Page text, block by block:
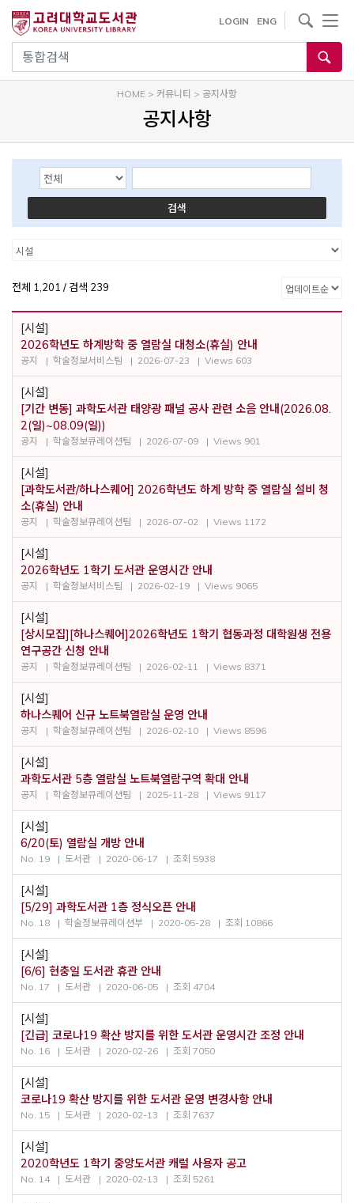
건
기
통합검색
LOGIN ENG
사이트내 검색
HOME > 커뮤니티 > 공지사항
공지사항
Search Options
검색
카테고리
전체 1,201 / 검색 239 카테고리
[시설]
2026학년도 하계방학 중 열람실 대청소(휴실) 안내
공지 학술정보서비스팀 2026-07-23 Views 603
[시설]
[기간 변동] 과학도서관 태양광 패널 공사 관련 소음 안내(2026.08.
2(일)~08.09(일))
공지 학술정보큐레이션팀 2026-07-09 Views 901
[시설]
[과학도서관/하나스퀘어] 2026학년도 하계 방학 중 열람실 설비 청
소(휴실) 안내
공지 학술정보큐레이션팀 2026-07-02 Views 1172
[시설]
2026학년도 1학기 도서관 운영시간 안내
공지 학술정보서비스팀 2026-02-19 Views 9065
[시설]
[상시모집][하나스퀘어]2026학년도 1학기 협동과정 대학원생 전용
연구공간 신청 안내
공지 학술정보큐레이션팀 2026-02-11 Views 8371
[시설]
하나스퀘어 신규 노트북열람실 운영 안내
공지 학술정보큐레이션팀 2026-02-10 Views 8596
[시설]
과학도서관 5층 열람실 노트북열람구역 확대 안내
공지 학술정보큐레이션팀 2025-11-28 Views 9117
[시설]
6/20(토) 열람실 개방 안내
No. 19 도서관 2020-06-17 조회 5938
[시설]
[5/29] 과학도서관 1층 정식오픈 안내
No. 18 학술정보큐레이션부 2020-05-28 조회 10866
[시설]
[6/6] 현충일 도서관 휴관 안내
No. 17 도서관 2020-06-05 조회 4704
[시설]
[긴급] 코로나19 확산 방지를 위한 도서관 운영시간 조정 안내
No. 16 도서관 2020-02-26 조회 7050
[시설]
코로나19 확산 방지를 위한 도서관 운영 변경사항 안내
No. 15 도서관 2020-02-13 조회 7637
[시설]
2020학년도 1학기 중앙도서관 캐럴 사용자 공고
No. 14 도서관 2020-02-13 조회 5261